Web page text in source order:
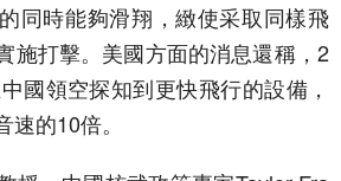
同時能夠滑翔，緻使采取同樣飛
施打擊。美國方面的消息還稱，2
國領空探知到更快飛行的設備，
的10倍。